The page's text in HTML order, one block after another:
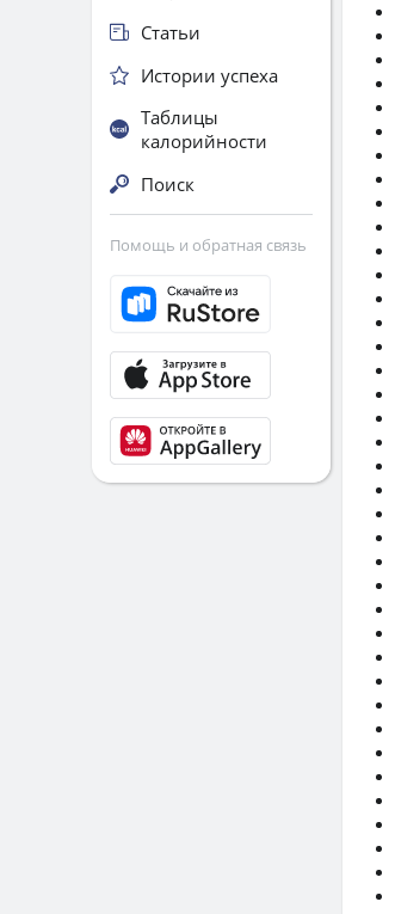
Статьи
Истории успеха
Таблицы
калорийности
Поиск
Помощь и обратная связь